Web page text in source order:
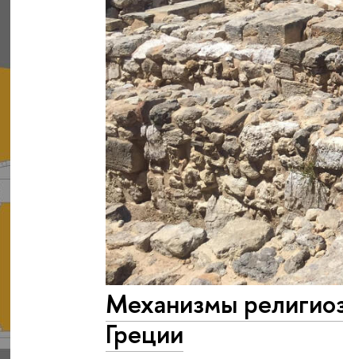
Механизмы
Греции